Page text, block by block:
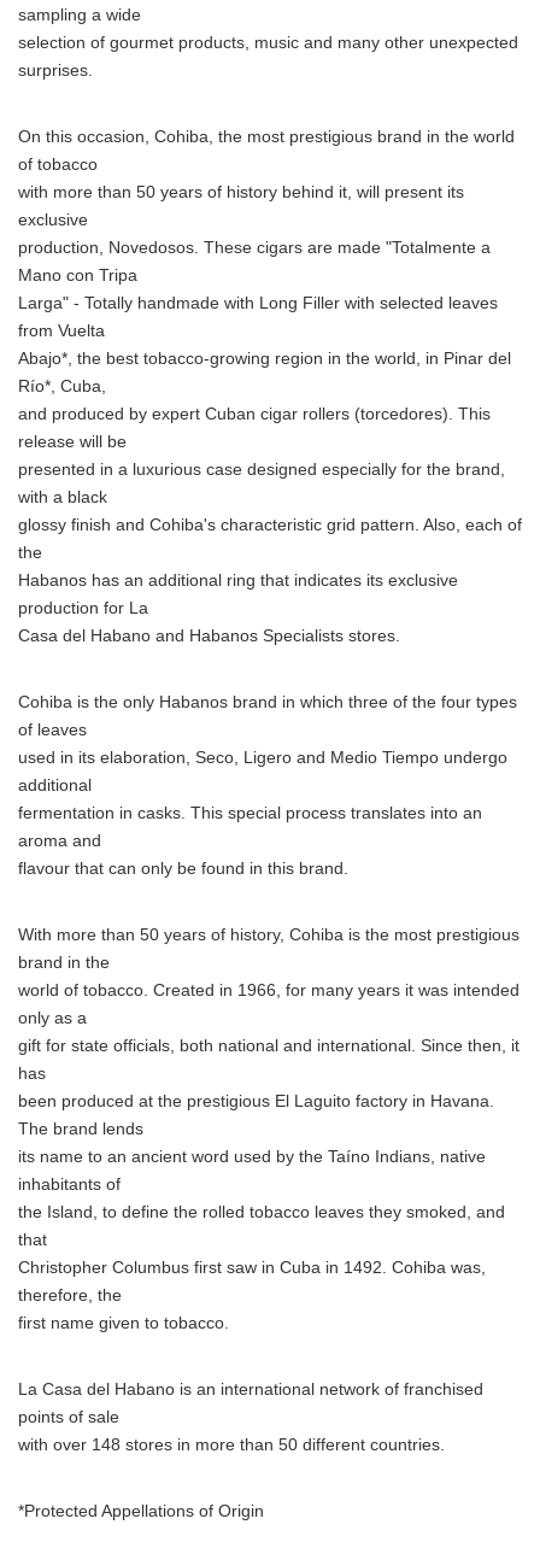
sampling a wide
selection of gourmet products, music and many other unexpected
surprises.
On this occasion, Cohiba, the most prestigious brand in the world
of tobacco
with more than 50 years of history behind it, will present its
exclusive
production, Novedosos. These cigars are made "Totalmente a
Mano con Tripa
Larga" - Totally handmade with Long Filler with selected leaves
from Vuelta
Abajo*, the best tobacco-growing region in the world, in Pinar del
Río*, Cuba,
and produced by expert Cuban cigar rollers (torcedores). This
release will be
presented in a luxurious case designed especially for the brand,
with a black
glossy finish and Cohiba's characteristic grid pattern. Also, each of
the
Habanos has an additional ring that indicates its exclusive
production for La
Casa del Habano and Habanos Specialists stores.
Cohiba is the only Habanos brand in which three of the four types
of leaves
used in its elaboration, Seco, Ligero and Medio Tiempo undergo
additional
fermentation in casks. This special process translates into an
aroma and
flavour that can only be found in this brand.
With more than 50 years of history, Cohiba is the most prestigious
brand in the
world of tobacco. Created in 1966, for many years it was intended
only as a
gift for state officials, both national and international. Since then, it
has
been produced at the prestigious El Laguito factory in Havana.
The brand lends
its name to an ancient word used by the Taíno Indians, native
inhabitants of
the Island, to define the rolled tobacco leaves they smoked, and
that
Christopher Columbus first saw in Cuba in 1492. Cohiba was,
therefore, the
first name given to tobacco.
La Casa del Habano is an international network of franchised
points of sale
with over 148 stores in more than 50 different countries.
*Protected Appellations of Origin